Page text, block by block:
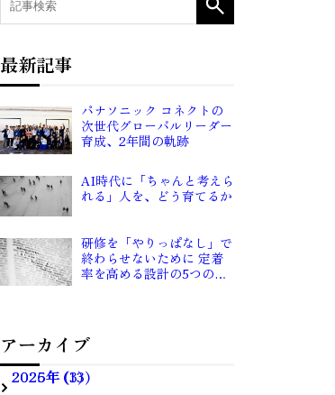
最新記事
パナソニック コネクトの
次世代グローバルリーダー
育成、2年間の軌跡
AI時代に「ちゃんと考えら
れる」人を、どう育てるか
研修を「やりっぱなし」で
終わらせないために 定着
率を高める設計の5つのポ
アーカイブ
2026年 (3)
2025年 (13)